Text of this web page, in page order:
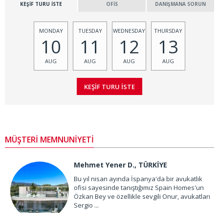
KEŞİF TURU İSTE OFİS DANIŞMANA SORUN
MONDAY
10
AUG
TUESDAY
11
AUG
WEDNESDAY
12
AUG
THURSDAY
13
AUG
MÜŞTERİ MEMNUNİYETİ
Mehmet Yener D., TÜRKİYE
Bu yıl nisan ayında İspanya'da bir avukatlık
ofisi sayesinde tanıştığımız Spain Homes'un
Özkan Bey ve özellikle sevgili Onur, avukatları
Sergio ...